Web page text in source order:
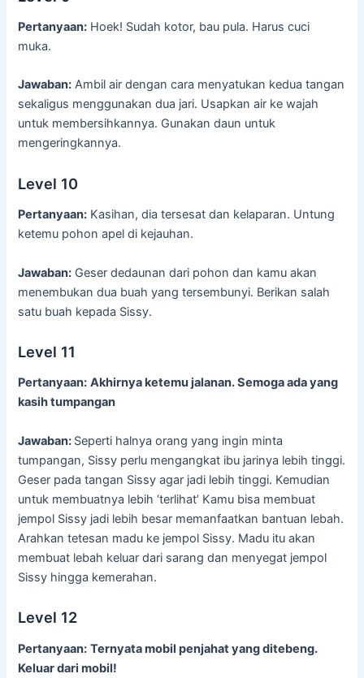
Pertanyaan: Hoek! Sudah kotor, bau pula. Harus cuci
muka.
Jawaban: Ambil air dengan cara menyatukan kedua tangan
sekaligus menggunakan dua jari. Usapkan air ke wajah
untuk membersihkannya. Gunakan daun untuk
mengeringkannya.
Level 10
Pertanyaan: Kasihan, dia tersesat dan kelaparan. Untung
ketemu pohon apel di kejauhan.
Jawaban: Geser dedaunan dari pohon dan kamu akan
menembukan dua buah yang tersembunyi. Berikan salah
satu buah kepada Sissy.
Level 11
Pertanyaan: Akhirnya ketemu jalanan. Semoga ada yang
kasih tumpangan
Jawaban: Seperti halnya orang yang ingin minta
tumpangan, Sissy perlu mengangkat ibu jarinya lebih tinggi.
Geser pada tangan Sissy agar jadi lebih tinggi. Kemudian
untuk membuatnya lebih ‘terlihat’ Kamu bisa membuat
jempol Sissy jadi lebih besar memanfaatkan bantuan lebah.
Arahkan tetesan madu ke jempol Sissy. Madu itu akan
membuat lebah keluar dari sarang dan menyegat jempol
Sissy hingga kemerahan.
Level 12
Pertanyaan: Ternyata mobil penjahat yang ditebeng.
Keluar dari mobil!